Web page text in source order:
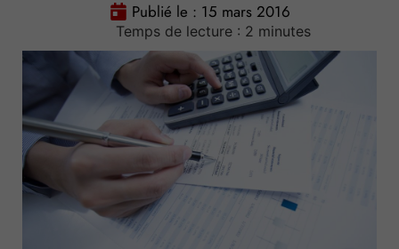
Publié le : 15 mars 2016
Temps de lecture : 2 minutes